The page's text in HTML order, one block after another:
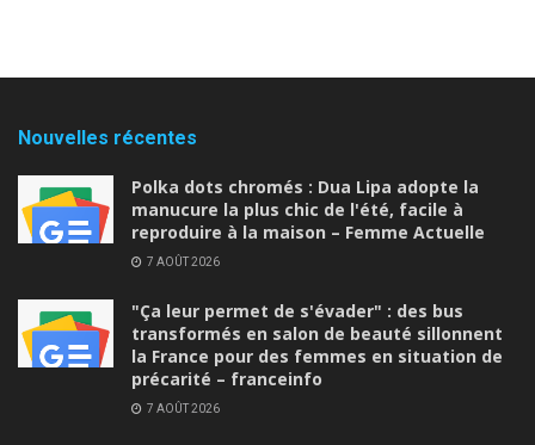
Nouvelles récentes
Polka dots chromés : Dua Lipa adopte la
manucure la plus chic de l'été, facile à
reproduire à la maison – Femme Actuelle
7 AOÛT 2026
"Ça leur permet de s'évader" : des bus
transformés en salon de beauté sillonnent
la France pour des femmes en situation de
précarité – franceinfo
7 AOÛT 2026